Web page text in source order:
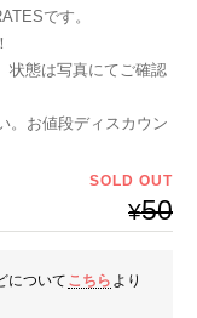
です。
状態は写真にてご確認
。お値段ディスカウン
SOLD OUT
¥50
について こちら より